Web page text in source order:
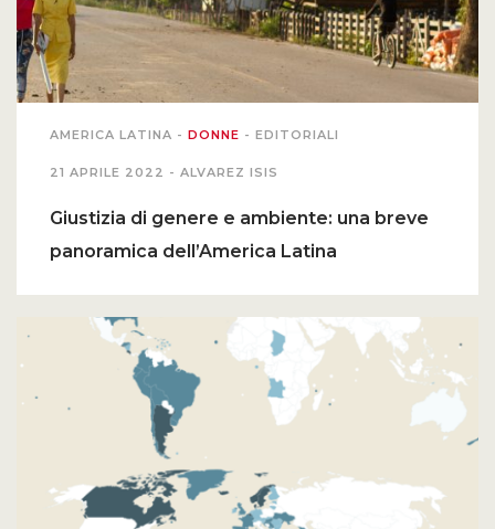
AMERICA LATINA - DONNE - EDITORIALI
21 APRILE 2022 - ALVAREZ ISIS
Giustizia di genere e ambiente: una breve
panoramica dell’America Latina